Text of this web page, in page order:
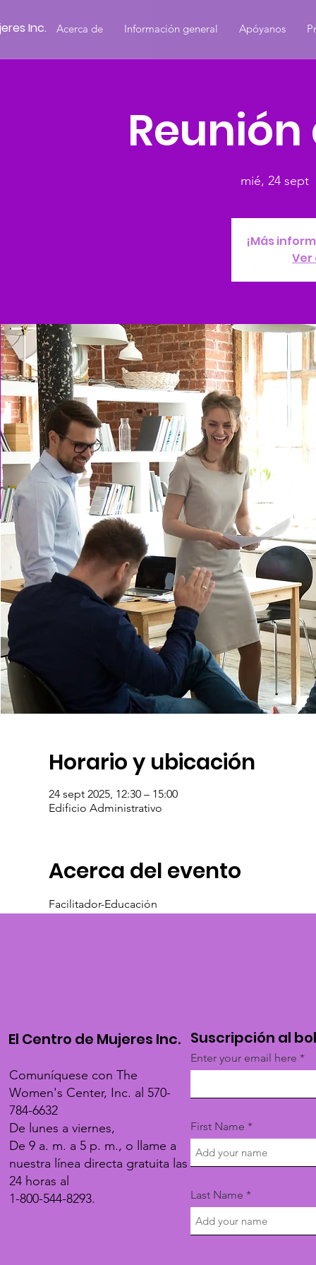
Acerca de Información general Apóyanos
Inc.
mié, 24 sept
¡Más
Horario y ubicación
24 sept 2025, 12:30 – 15:00
Edificio Administrativo
Acerca del evento
Facilitador-Educación
El Centro de Mujeres Inc.
Comuníquese con The
Women's Center, Inc. al 570-
784-6632
De lunes a viernes,
De 9 a. m. a 5 p. m., o llame a
nuestra línea directa gratuita las
24 horas al
1-800-544-8293.
Suscripción al
Enter your email here
First Name
Last Name